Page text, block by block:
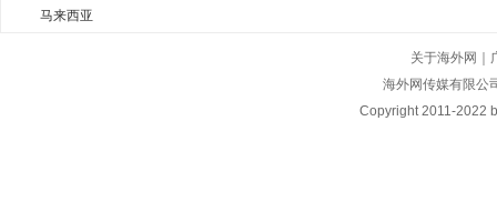
马来西亚
关于海外网
海外网传媒有限公
Copyright2011-2022